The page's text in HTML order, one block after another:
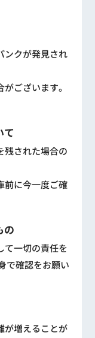
ンクが発見され
ございます。
て
残された場合の
前に今一度ご確
の
て一切の責任を
で確認をお願い
が増えることが